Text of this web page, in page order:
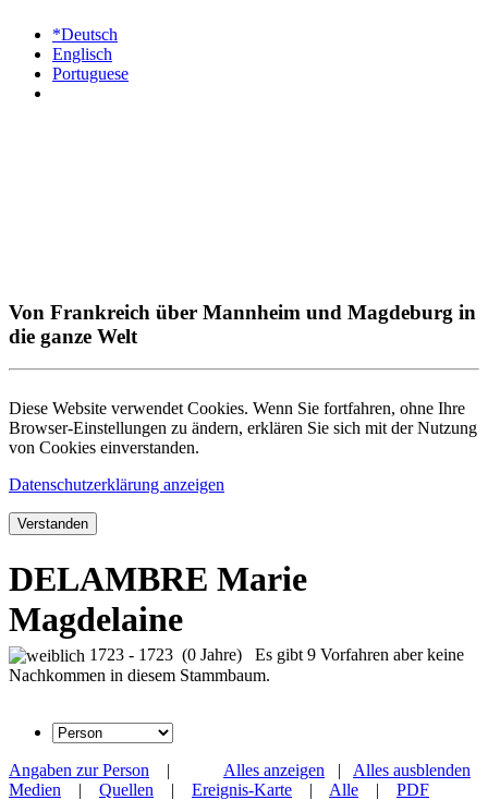
*Deutsch
Englisch
Portuguese
Von Frankreich über Mannheim und Magdeburg in
die ganze Welt
Diese Website verwendet Cookies. Wenn Sie fortfahren, ohne Ihre
Browser-Einstellungen zu ändern, erklären Sie sich mit der Nutzung
von Cookies einverstanden.
Datenschutzerklärung anzeigen
Verstanden
DELAMBRE Marie
Magdelaine
1723 - 1723 (0 Jahre) Es gibt 9 Vorfahren aber keine
Nachkommen in diesem Stammbaum.
Alles anzeigen | Alles ausblenden
Angaben zur Person |
Medien | Quellen | Ereignis-Karte | Alle | PDF